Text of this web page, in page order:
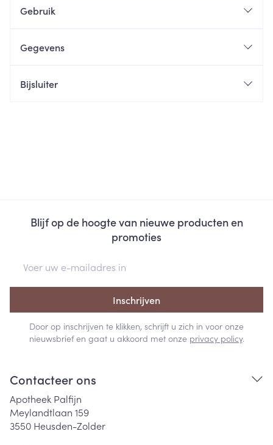
Gebruik
Gegevens
Bijsluiter
Blijf op de hoogte van nieuwe producten en
promoties
Inschrijven
Door op inschrijven te klikken, schrijft u zich in voor onze
nieuwsbrief en gaat u akkoord met onze privacy policy.
Contacteer ons
Apotheek Palfijn
Meylandtlaan 159
3550 Heusden-Zolder